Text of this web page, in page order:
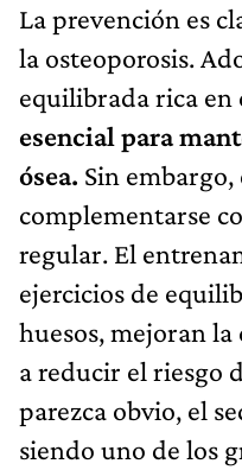
La prevención es
la osteoporosis.
equilibrada rica en
esencial para
ósea. Sin embargo,
complementarse
regular. El
ejercicios de
huesos, mejoran
a reducir el riesgo
parezca obvio, el
siendo uno de los